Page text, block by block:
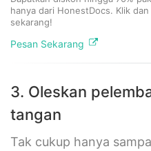
hanya dari HonestDocs. Klik
sekarang!
Pesan Sekarang
3. Oleskan
tangan
Tak cukup hanya